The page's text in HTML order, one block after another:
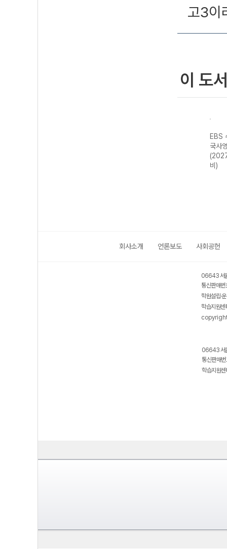
고3이
이 도
EBS
국사
비)
회사소개 언론보도 사회공헌
06643 서
통신판매
학원설립·
학습지원
06643 서
통신판매
학습지원